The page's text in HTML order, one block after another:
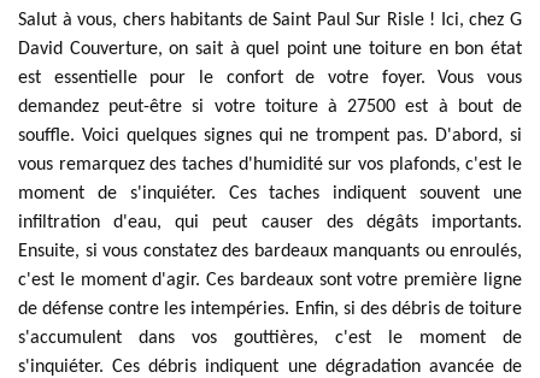
Salut à vous, chers habitants de Saint Paul Sur Risle ! Ici, chez G
David Couverture, on sait à quel point une toiture en bon état
est essentielle pour le confort de votre foyer. Vous vous
demandez peut-être si votre toiture à 27500 est à bout de
souffle. Voici quelques signes qui ne trompent pas. D'abord, si
vous remarquez des taches d'humidité sur vos plafonds, c'est le
moment de s'inquiéter. Ces taches indiquent souvent une
infiltration d'eau, qui peut causer des dégâts importants.
Ensuite, si vous constatez des bardeaux manquants ou enroulés,
c'est le moment d'agir. Ces bardeaux sont votre première ligne
de défense contre les intempéries. Enfin, si des débris de toiture
s'accumulent dans vos gouttières, c'est le moment de
s'inquiéter. Ces débris indiquent une dégradation avancée de